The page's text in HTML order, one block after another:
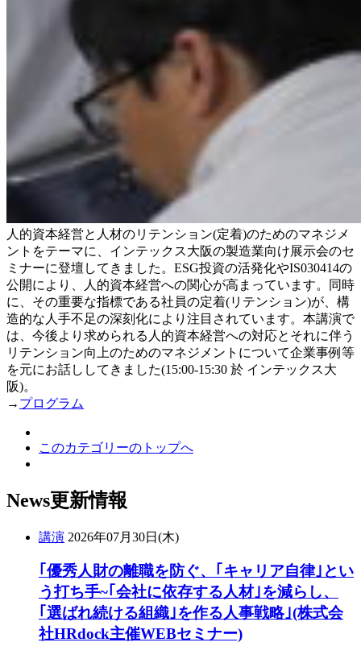
人的資本経営と人材のリテンション(定着)のためのマネジメ
ントをテーマに、インテックス大阪の製造業向け展示会のセ
ミナーに登壇してきました。ESG投資の活発化やIS030414の
公開により、人的資本経営への関心が高まっています。同時
に、その重要な指標である社員の定着(リテンション)が、構
造的な人手不足の深刻化により注目されています。本講演で
は、今後より求められる人的資本経営への対応とそれに伴う
リテンション向上のためのマネジメントについて企業事例等
を元にお話ししてきました(15:00-15:30 於 インテックス大
阪)。
→ プログラム
このカテゴリーのトップへ
News更新情報
講演 2026年07月30日(木)
｢優秀人財の離職を防ぐ、｢キャリア自律｣とい
う打ち手~｢会社に依存する人材｣を減らし、
｢選ばれ続ける組織｣を作る人事戦略｣(株式会
社HRdock主催WEBセミナー)